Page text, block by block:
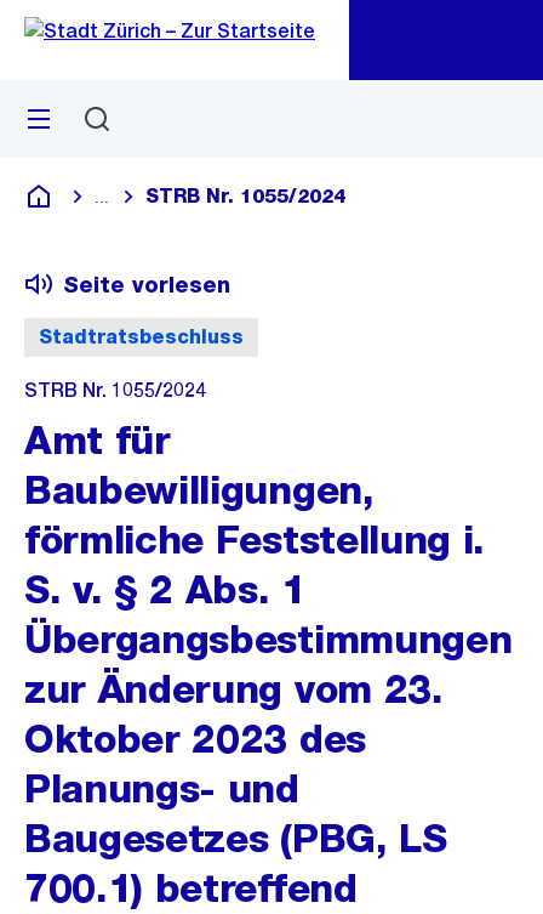
Navigation
Sprunglink
Menü
Deutsch
Blende alle Breadcrumbs ein
STRB Nr. 1055/2024
Stadtratsbeschluss
Seite vorlesen
STRB Nr. 1055/2024
Amt für
Baubewilligungen,
förmliche Feststellung i.
S. v. § 2 Abs. 1
Übergangsbestimmungen
zur Änderung vom 23.
Oktober 2023 des
Planungs- und
Baugesetzes (PBG, LS
700.1) betreffend